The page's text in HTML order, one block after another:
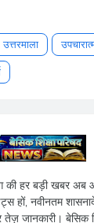
उत्तरमाला
की हर बड़ी खबर
हों, नवीनतम
बेसिक